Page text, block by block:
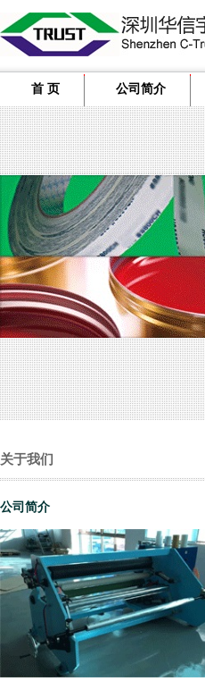
首 页 公司简介
关于我们
公司简介